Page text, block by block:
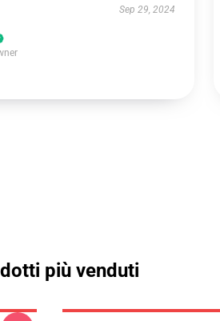
Sep 29, 2024
più venduti